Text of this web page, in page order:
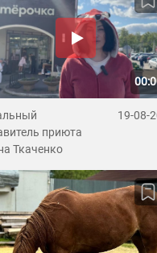
приюта
Ткаченко
19-08-